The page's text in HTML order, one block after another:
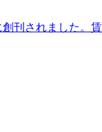
刊されました。賃